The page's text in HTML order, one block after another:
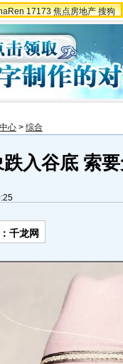
17173 焦点房地产 搜狗
心 > 综合
入谷底 索
千龙网